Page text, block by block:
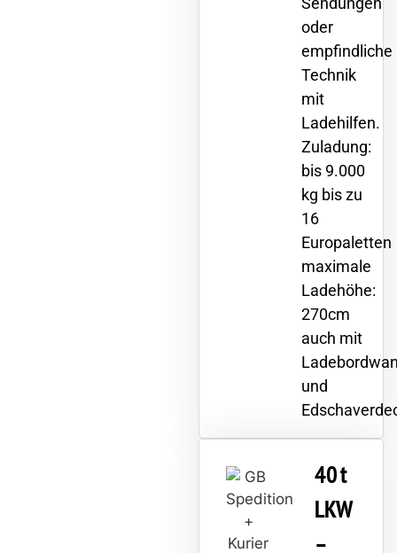
oder
empfindliche
Technik
mit
Ladehilfen.
Zuladung:
bis 9.000
kg bis zu
16
Europaletten
maximale
Ladehöhe:
270cm
auch mit
und
40 t
LKW
–